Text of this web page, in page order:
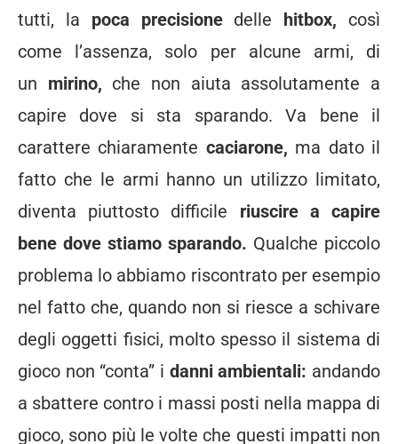
tutti, la poca precisione delle hitbox, così
come l’assenza, solo per alcune armi, di
un mirino, che non aiuta assolutamente a
capire dove si sta sparando. Va bene il
carattere chiaramente caciarone, ma dato il
fatto che le armi hanno un utilizzo limitato,
diventa piuttosto difficile riuscire a capire
bene dove stiamo sparando. Qualche piccolo
problema lo abbiamo riscontrato per esempio
nel fatto che, quando non si riesce a schivare
degli oggetti fisici, molto spesso il sistema di
gioco non “conta” i danni ambientali: andando
a sbattere contro i massi posti nella mappa di
gioco, sono più le volte che questi impatti non